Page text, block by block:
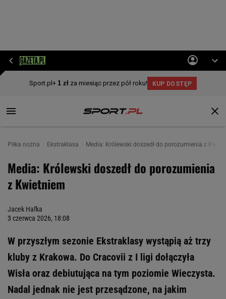
Piłka nożna Ekstraklasa Media: Królewski doszedł do porozumienia z
Media: Królewski doszedł do porozumienia
z Kwietniem
Jacek Hafka
3 czerwca 2026, 18:08
W przyszłym sezonie Ekstraklasy wystąpią aż trzy
kluby z Krakowa. Do Cracovii z I ligi dołączyła
Wisła oraz debiutująca na tym poziomie Wieczysta.
Nadal jednak nie jest przesądzone, na jakim